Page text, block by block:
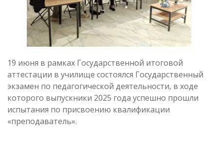
19 июня в рамках Государственной итоговой
аттестации в училище состоялся Государственный
экзамен по педагогической деятельности, в ходе
которого выпускники 2025 года успешно прошли
испытания по присвоению квалификации
«преподаватель».